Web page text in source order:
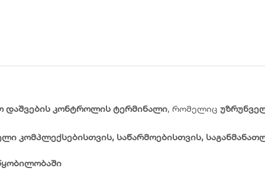
დაშვების კონტროლის ტერმინალი, რომელიც
კომპლექსებისთვის, საწარმოებისთვის,